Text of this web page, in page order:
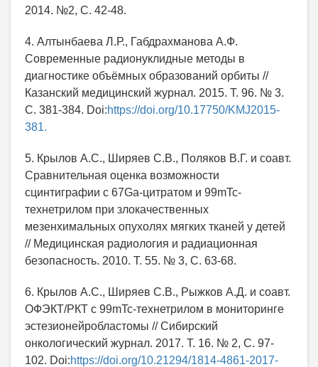
2014. №2, С. 42-48.
4. Алтынбаева Л.Р., Габдрахманова А.Ф.
Современные радионуклидные методы в
диагностике объёмных образований орбиты //
Казанский медицинский журнал. 2015. Т. 96. № 3.
С. 381-384. Doi:https://doi.org/10.17750/KMJ2015-
381.
5. Крылов А.С., Ширяев С.В., Поляков В.Г. и соавт.
Сравнительная оценка возможности
сцинтиграфии с 67Ga-цитратом и 99mTc-
технетрилом при злокачественных
мезенхимальных опухолях мягких тканей у детей
// Медицинская радиология и радиационная
безопасность. 2010. Т. 55. № 3, С. 63-68.
6. Крылов А.С., Ширяев С.В., Рыжков А.Д. и соавт.
ОФЭКТ/РКТ с 99mTc-технетрилом в мониторинге
эстезионейробластомы // Сибирский
онкологический журнал. 2017. Т. 16. № 2, С. 97-
102. Doi:https://doi.org/10.21294/1814-4861-2017-